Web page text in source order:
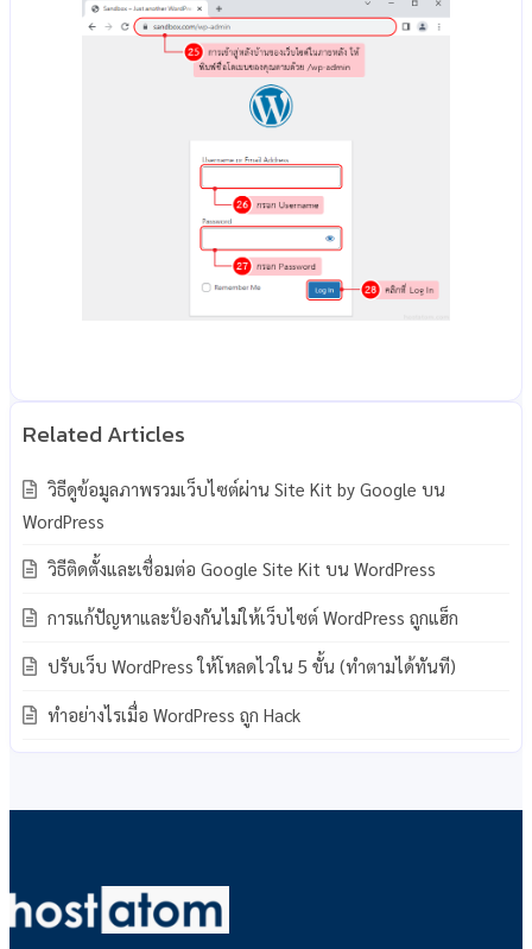
วิธีดูข้อมูลภาพรวมเว็บไซต์ผ่าน Site Kit by Google บน
WordPress
วิธีติดตั้งและเชื่อมต่อ Google Site Kit บน WordPress
การแก้ปัญหาและป้องกันไม่ให้เว็บไซต์ WordPress ถูกแฮ็ก
ปรับเว็บ WordPress ให้โหลดไวใน 5 ขั้น (ทำตามได้ทันที)
ทำอย่างไรเมื่อ WordPress ถูก Hack